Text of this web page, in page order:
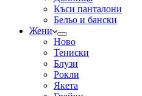
Къси панталони
Бельо и бански
Жени
Ново
Тениски
Блузи
Рокли
Якета